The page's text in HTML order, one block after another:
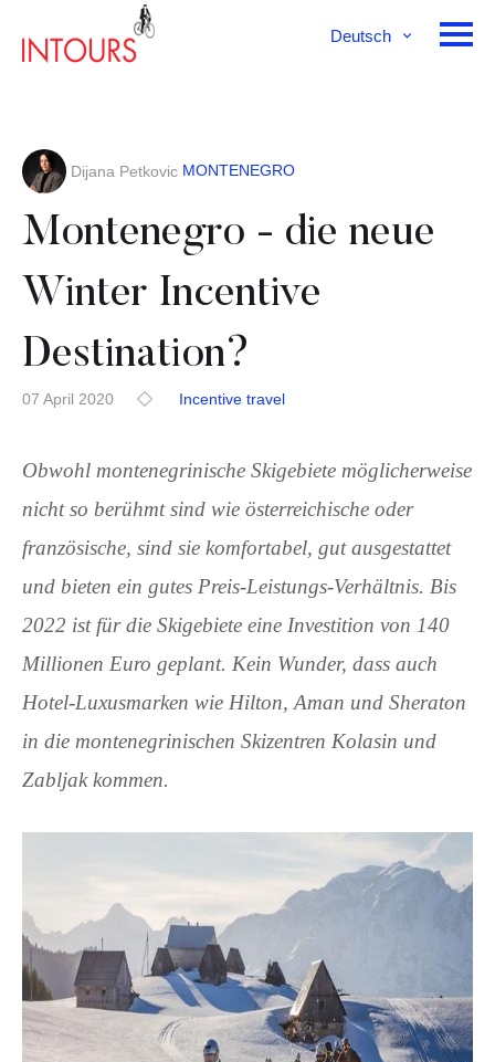
Deutsch
Dijana Petkovic MONTENEGRO
Montenegro - die neue
Winter Incentive
Destination?
07 April 2020 Incentive travel
Obwohl montenegrinische Skigebiete möglicherweise
nicht so berühmt sind wie österreichische oder
französische, sind sie komfortabel, gut ausgestattet
und bieten ein gutes Preis-Leistungs-Verhältnis. Bis
2022 ist für die Skigebiete eine Investition von 140
Millionen Euro geplant. Kein Wunder, dass auch
Hotel-Luxusmarken wie Hilton, Aman und Sheraton
in die montenegrinischen Skizentren Kolasin und
Zabljak kommen.